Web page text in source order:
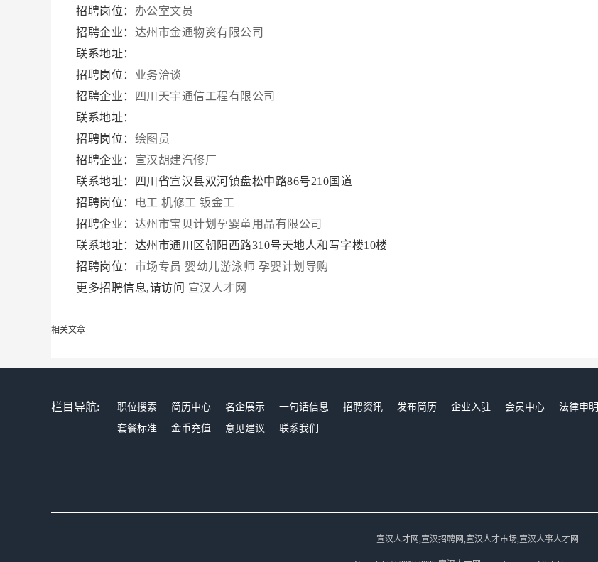
招聘岗位： 办公室文员
招聘企业： 达州市金通物资有限公司
联系地址：
招聘岗位： 业务洽谈
招聘企业：
四川天宇通信工程有限公司
联系地址：
招聘岗位： 绘图员
招聘企业： 宣汉胡建汽修厂
联系地址：四川省宣汉县双河镇盘松中路86号210国道
招聘岗位：
电工 机修工 钣金工
招聘企业： 达州市宝贝计划孕婴童用品有限公司
联系地址：达州市通川区朝阳西路310号天地人和写字楼10楼
招聘岗位： 市场专员 婴幼儿游泳师 孕婴计划导购
更多招聘信息,请访问 宣汉人才网
相关文章
栏目导航: 职位搜索 简历中心 名企展示 一句话信息 招聘资讯 发布简历 企业入驻 会员中心
法律申明
套餐标准
金币充值 意见建议 联系我们
宣汉人才网,宣汉招聘网,宣汉人才市场,宣汉人事人才网